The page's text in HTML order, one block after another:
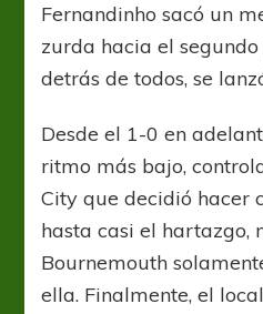
Fernandinho sacó un
zurda hacia el
detrás de todos, se
Desde el 1-0 en
ritmo más bajo,
City que decidió hacer
hasta casi el hartazgo,
Bournemouth
ella. Finalmente, el